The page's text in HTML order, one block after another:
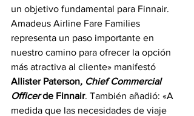
un objetivo fundamental para Finnair.
Amadeus Airline Fare Families
representa un paso importante en
nuestro camino para ofrecer la opción
más atractiva al cliente» manifestó
Allister Paterson, Chief Commercial
Officer de Finnair. También añadió: «A
medida que las necesidades de viaje